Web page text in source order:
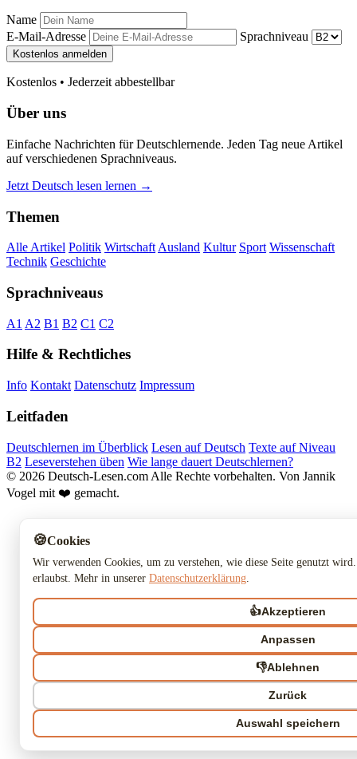
Name
E-Mail-Adresse
Sprachniveau
Kostenlos anmelden
Kostenlos • Jederzeit abbestellbar
Über uns
Einfache Nachrichten für Deutschlernende. Jeden Tag neue Artikel
auf verschiedenen Sprachniveaus.
Jetzt Deutsch lesen lernen →
Themen
Alle Artikel Politik Wirtschaft Ausland Kultur Sport Wissenschaft
Technik Geschichte
Sprachniveaus
A1 A2 B1 B2 C1 C2
Hilfe & Rechtliches
Info Kontakt Datenschutz Impressum
Leitfaden
Deutschlernen im Überblick Lesen auf Deutsch Texte auf Niveau
B2 Leseverstehen üben Wie lange dauert Deutschlernen?
© 2026 Deutsch-Lesen.com Alle Rechte vorbehalten. Von Jannik
Vogel mit ❤️ gemacht.
🍪Cookies
Wir verwenden Cookies, um zu verstehen, wie diese Seite genutzt
erlaubst. Mehr in unserer Datenschutzerklärung
👍Akzeptieren
Anpassen
👎Ablehnen
Zurück
Auswahl speichern